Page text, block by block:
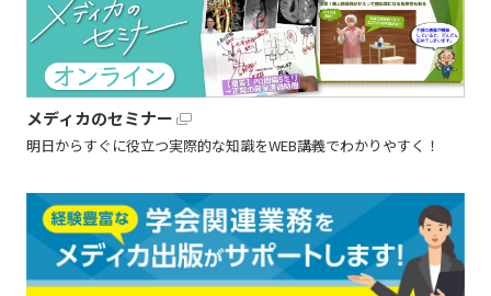
メディカのセミナー
明日からすぐに役立つ実際的な知識をWEB講義でわかりやすく！